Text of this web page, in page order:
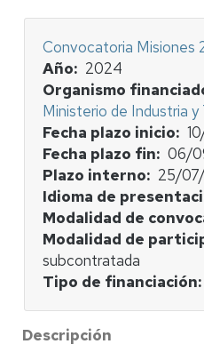
Convocatoria Misiones
Año
2024
Organismo
Ministerio de Industria y
Fecha plazo inicio
Fecha plazo fin
06/
Plazo interno
25/
Idioma de
Modalidad de
Modalidad de
subcontratada
Tipo de financiación
Descripción